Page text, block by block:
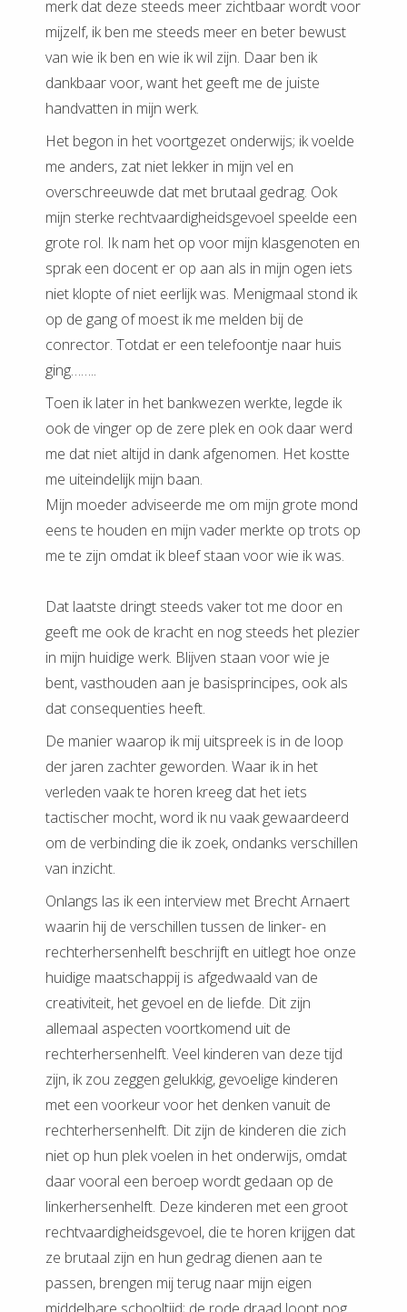
merk dat deze steeds meer zichtbaar wordt voor
mijzelf, ik ben me steeds meer en beter bewust
van wie ik ben en wie ik wil zijn. Daar ben ik
dankbaar voor, want het geeft me de juiste
handvatten in mijn werk.
Het begon in het voortgezet onderwijs; ik voelde
me anders, zat niet lekker in mijn vel en
overschreeuwde dat met brutaal gedrag. Ook
mijn sterke rechtvaardigheidsgevoel speelde een
grote rol. Ik nam het op voor mijn klasgenoten en
sprak een docent er op aan als in mijn ogen iets
niet klopte of niet eerlijk was. Menigmaal stond ik
op de gang of moest ik me melden bij de
conrector. Totdat er een telefoontje naar huis
ging……..
Toen ik later in het bankwezen werkte, legde ik
ook de vinger op de zere plek en ook daar werd
me dat niet altijd in dank afgenomen. Het kostte
me uiteindelijk mijn baan.
Mijn moeder adviseerde me om mijn grote mond
eens te houden en mijn vader merkte op trots op
me te zijn omdat ik bleef staan voor wie ik was.
Dat laatste dringt steeds vaker tot me door en
geeft me ook de kracht en nog steeds het plezier
in mijn huidige werk. Blijven staan voor wie je
bent, vasthouden aan je basisprincipes, ook als
dat consequenties heeft.
De manier waarop ik mij uitspreek is in de loop
der jaren zachter geworden. Waar ik in het
verleden vaak te horen kreeg dat het iets
tactischer mocht, word ik nu vaak gewaardeerd
om de verbinding die ik zoek, ondanks verschillen
van inzicht.
Onlangs las ik een interview met Brecht Arnaert
waarin hij de verschillen tussen de linker- en
rechterhersenhelft beschrijft en uitlegt hoe onze
huidige maatschappij is afgedwaald van de
creativiteit, het gevoel en de liefde. Dit zijn
allemaal aspecten voortkomend uit de
rechterhersenhelft. Veel kinderen van deze tijd
zijn, ik zou zeggen gelukkig, gevoelige kinderen
met een voorkeur voor het denken vanuit de
rechterhersenhelft. Dit zijn de kinderen die zich
niet op hun plek voelen in het onderwijs, omdat
daar vooral een beroep wordt gedaan op de
linkerhersenhelft. Deze kinderen met een groot
rechtvaardigheidsgevoel, die te horen krijgen dat
ze brutaal zijn en hun gedrag dienen aan te
passen, brengen mij terug naar mijn eigen